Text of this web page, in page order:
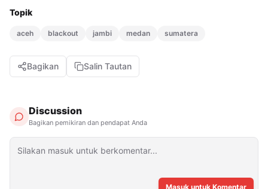
Topik
aceh blackout jambi medan sumatera
Bagikan Salin Tautan
Discussion
Bagikan pemikiran dan pendapat Anda
Masuk untuk Komentar